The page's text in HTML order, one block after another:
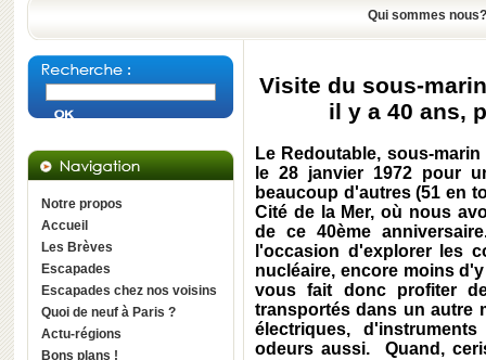
Qui sommes nous?
Notre propos
Accueil
Les Brèves
Escapades
Escapades chez nos voisins
Quoi de neuf à Paris ?
Actu-régions
Bons plans !
Visite du sous-
il y a 40 ans,
Le Redoutable, sous-
le 28 janvier 1972 pour
beaucoup d'autres (51 en
Cité de la Mer, où nous
de ce 40ème
l'occasion d'explorer les
nucléaire, encore moins
vous fait donc profiter
transportés dans un autre
électriques,
odeurs aussi. Quand,